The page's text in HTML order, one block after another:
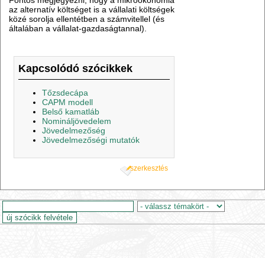
az alternatív költséget is a vállalati költségek
közé sorolja ellentétben a számvitellel (és
általában a vállalat-gazdaságtannal).
Kapcsolódó szócikkek
Tőzsdecápa
CAPM modell
Belső kamatláb
Nomináljövedelem
Jövedelmezőség
Jövedelmezőségi mutatók
szerkesztés